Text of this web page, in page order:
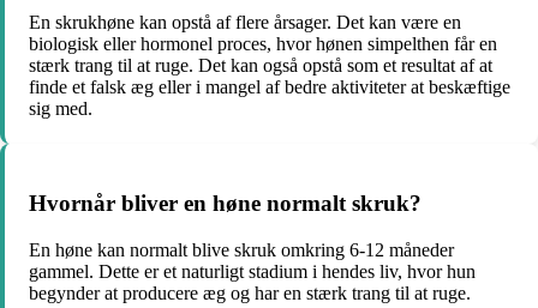
En skrukhøne kan opstå af flere årsager. Det kan være en
biologisk eller hormonel proces, hvor hønen simpelthen får en
stærk trang til at ruge. Det kan også opstå som et resultat af at
finde et falsk æg eller i mangel af bedre aktiviteter at beskæftige
sig med.
Hvornår bliver en høne normalt skruk?
En høne kan normalt blive skruk omkring 6-12 måneder
gammel. Dette er et naturligt stadium i hendes liv, hvor hun
begynder at producere æg og har en stærk trang til at ruge.